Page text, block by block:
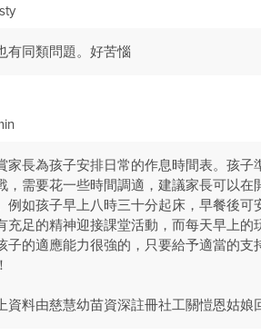
有同類問題。好苦惱
家長為孩子安排日常的作息時間表。孩
，需要花一些時間調適，建議家長可以
例如孩子早上八時三十分起床，早餐後
充足的精神迎接課堂活動，而每天早上
子的適應能力很強的，只要給予適當的
資料由慈慧幼苗資深註冊社工關愷恩姑娘